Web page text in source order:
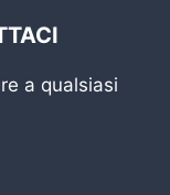
a qualsiasi